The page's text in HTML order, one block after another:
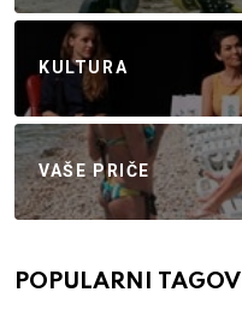
KULTURA
VAŠE PRIČE
POPULARNI TAGOVI